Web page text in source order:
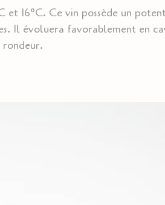
et 16°C. Ce vin possède un
Il évoluera favorablement en
rondeur.